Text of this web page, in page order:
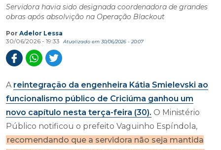
Servidora havia sido designada coordenadora de grandes
obras após absolvição na Operação Blackout
Por Adelor Lessa
30/06/2026 - 19:33
Atualizado em 30/06/2026 - 20:07
A reintegração da engenheira Kátia Smielevski ao
funcionalismo público de Criciúma ganhou um
novo capítulo nesta terça-feira (30). O Ministério
Público notificou o prefeito Vaguinho Espíndola,
recomendando que a servidora não seja mantida